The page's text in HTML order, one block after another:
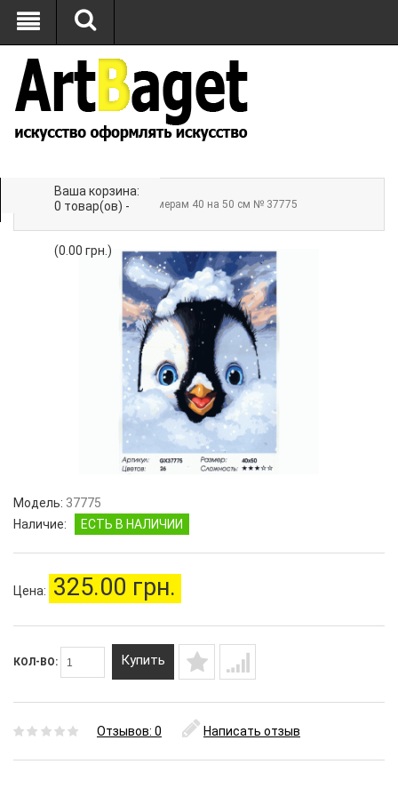
Ваша корзина:
0 товар(ов) -
(0.00 грн.)
Главная» Картина по номерам 40 на 50 см № 37775
Модель: 37775
Наличие:
ЕСТЬ В НАЛИЧИИ
Цена: 325.00 грн.
КОЛ-ВО: Купить
Отзывов: 0 Написать отзыв